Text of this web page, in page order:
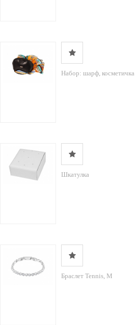
Набор: шарф, косметичка
Шкатулка
Браслет Tennis, М